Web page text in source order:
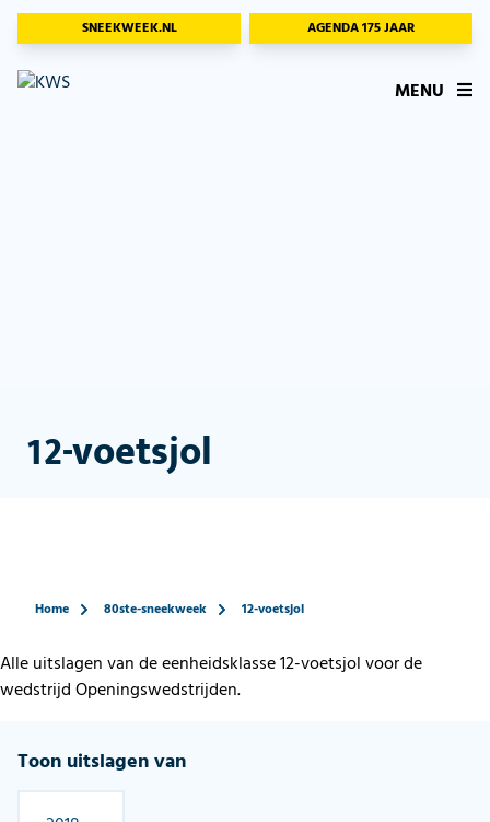
SNEEKWEEK.NL AGENDA 175 JAAR
MENU
12-voetsjol
Home 80ste-sneekweek 12-voetsjol
Alle uitslagen van de eenheidsklasse 12-voetsjol voor de
wedstrijd Openingswedstrijden.
Toon uitslagen van